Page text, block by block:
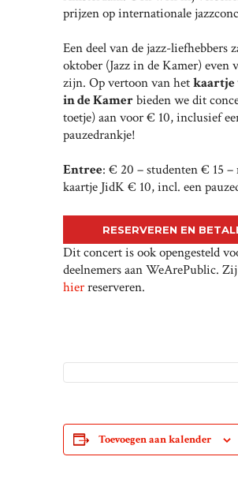
prijzen op internationale
Een deel van de jazz-liefhebbers
oktober (Jazz in de Kamer) even
zijn. Op vertoon van hetkaartje
in de Kamerbieden we dit
toetje) aan voor € 10, inclusief
pauzedrankje!
Entree: € 20 – studenten € 15 –
kaartje JidK € 10, incl. een
RESERVEREN EN
Dit concert is ook opengesteld
deelnemers aan WeArePublic.
hierreserveren.
Toevoegen aan kalender